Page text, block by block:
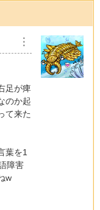
︙
足が痺
のか起
て来た
葉を1
障害
w